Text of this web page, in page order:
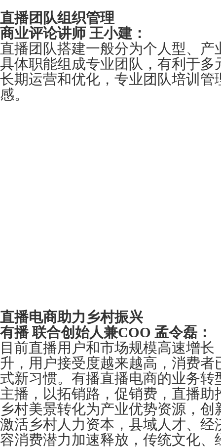
直播团队组织管理
商业评论讲师 王小建：
直播团队搭建一般分为个人型、
具体职能组成专业团队，有利于多
长期运营和优化，专业团队培训管
感。
直播电商助力乡村振兴
有播 联合创始人兼COO 孟令磊：
目前直播用户和市场规模高速增
升，用户接受度越来越高，消费
式新习惯。有播直播电商的业务
主播，以拓销路，促销费，直播
乡村美景转化为产业优势资源，
激活乡村人力资本，县域人才、经
容消费潜力加速释放，传统文化、